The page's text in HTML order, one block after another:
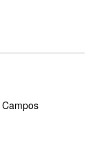
Campos